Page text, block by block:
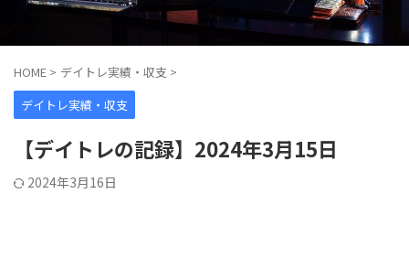
HOME > デイトレ実績・収支 >
デイトレ実績・収支
【デイトレの記録】2024年3月15日
2024年3月16日